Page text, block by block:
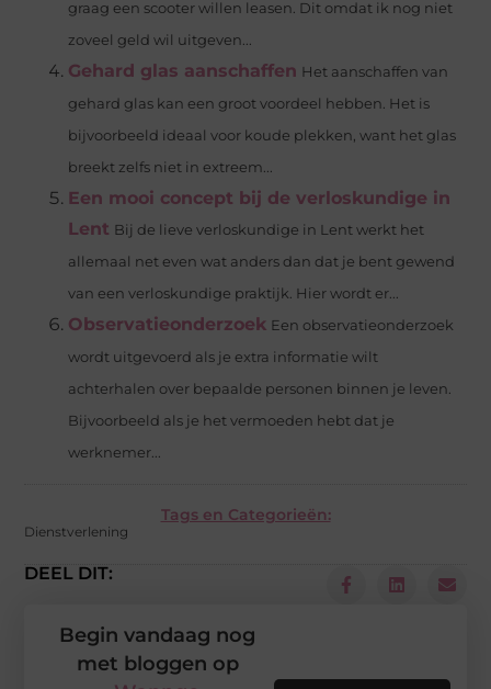
graag een scooter willen leasen. Dit omdat ik nog niet
zoveel geld wil uitgeven...
Gehard glas aanschaffen Het aanschaffen van
gehard glas kan een groot voordeel hebben. Het is
bijvoorbeeld ideaal voor koude plekken, want het glas
breekt zelfs niet in extreem...
Een mooi concept bij de verloskundige in
Lent Bij de lieve verloskundige in Lent werkt het
allemaal net even wat anders dan dat je bent gewend
van een verloskundige praktijk. Hier wordt er...
Observatieonderzoek Een observatieonderzoek
wordt uitgevoerd als je extra informatie wilt
achterhalen over bepaalde personen binnen je leven.
Bijvoorbeeld als je het vermoeden hebt dat je
werknemer...
Tags en Categorieën:
Dienstverlening
DEEL DIT:
Begin vandaag nog
met bloggen op